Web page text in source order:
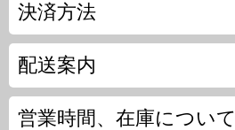
決済方法
配送案内
営業時間、在庫について